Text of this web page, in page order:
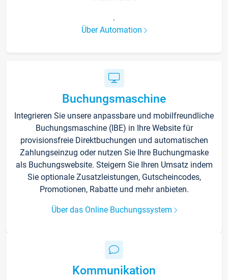
.
Über Automation
Buchungsmaschine
Integrieren Sie unsere anpassbare und mobilfreundliche
Buchungsmaschine (IBE) in Ihre Website für
provisionsfreie Direktbuchungen und automatischen
Zahlungseinzug oder nutzen Sie Ihre Buchungmaske
als Buchungswebsite. Steigern Sie Ihren Umsatz indem
Sie optionale Zusatzleistungen, Gutscheincodes,
Promotionen, Rabatte und mehr anbieten.
Über das Online Buchungssystem
Kommunikation